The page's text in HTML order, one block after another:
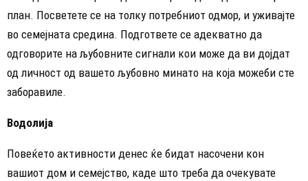
план. Посветете се на толку потребниот одмор, и уживајте
во семејната средина. Подгответе се адекватно да
одговорите на љубовните сигнали кои може да ви дојдат
од личност од вашето љубовно минато на која можеби сте
заборавиле.
Водолија
Повеќето активности денес ќе бидат насочени кон
вашиот дом и семејство, каде што треба да очекувате